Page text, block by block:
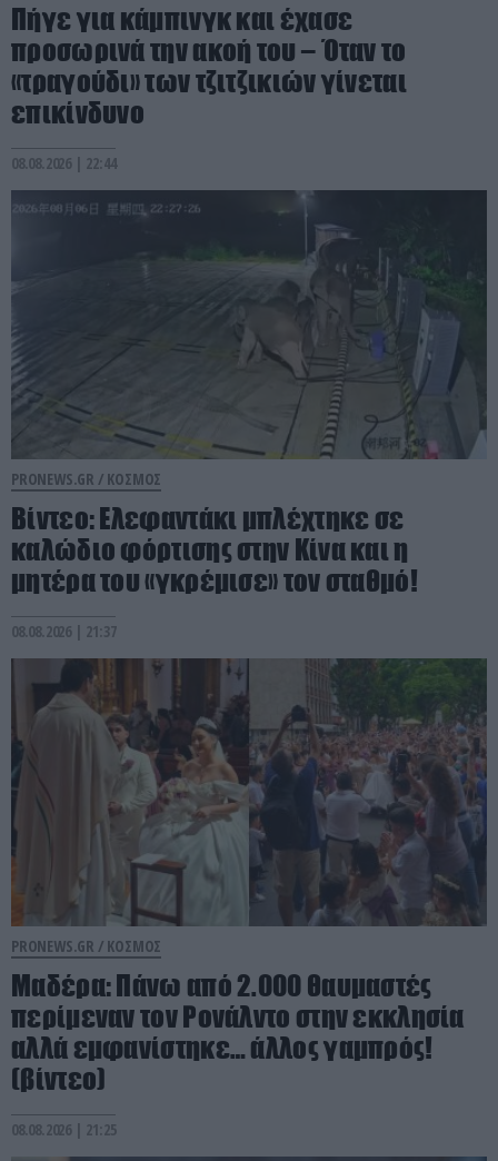
Πήγε για κάμπινγκ και έχασε
προσωρινά την ακοή του – Όταν το
«τραγούδι» των τζιτζικιών γίνεται
επικίνδυνο
08.08.2026 | 22:44
PRONEWS.GR / ΚΟΣΜΟΣ
Βίντεο: Ελεφαντάκι μπλέχτηκε σε
καλώδιο φόρτισης στην Κίνα και η
μητέρα του «γκρέμισε» τον σταθμό!
08.08.2026 | 21:37
PRONEWS.GR / ΚΟΣΜΟΣ
Μαδέρα: Πάνω από 2.000 θαυμαστές
περίμεναν τον Ρονάλντο στην εκκλησία
αλλά εμφανίστηκε… άλλος γαμπρός!
(βίντεο)
08.08.2026 | 21:25